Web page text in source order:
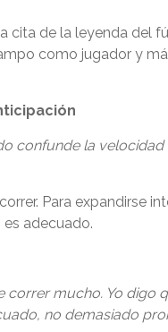
cita de la leyenda
como jugador y
confunde la
Para expandirse
adecuado.
correr mucho. Yo
no demasiado